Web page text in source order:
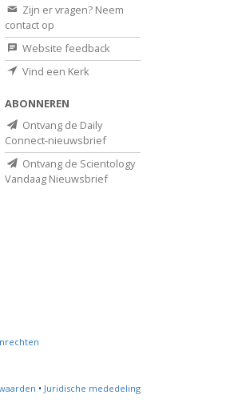
Zijn er vragen? Neem
contact op
Website feedback
Vind een Kerk
ABONNEREN
Ontvang de Daily
Connect-nieuwsbrief
Ontvang de Scientology
Vandaag Nieuwsbrief
• Juridische mededeling